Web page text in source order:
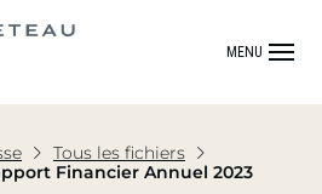
MENU
Tous les fichiers
Financier Annuel 2023